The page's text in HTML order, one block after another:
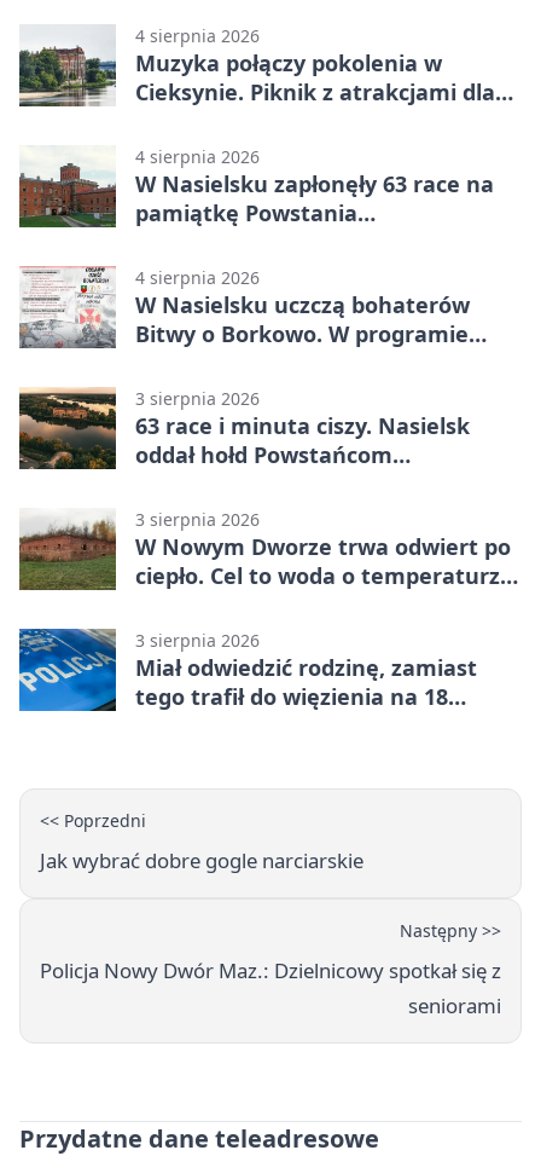
4 sierpnia 2026
Muzyka połączy pokolenia w
Cieksynie. Piknik z atrakcjami dla
4 sierpnia 2026
W Nasielsku zapłonęły 63 race na
pamiątkę Powstania
4 sierpnia 2026
W Nasielsku uczczą bohaterów
Bitwy o Borkowo. W programie
3 sierpnia 2026
63 race i minuta ciszy. Nasielsk
oddał hołd Powstańcom
3 sierpnia 2026
W Nowym Dworze trwa odwiert po
ciepło. Cel to woda o temperaturze
3 sierpnia 2026
Miał odwiedzić rodzinę, zamiast
tego trafił do więzienia na 18
<< Poprzedni
Jak wybrać dobre gogle narciarskie
Następny >>
Policja Nowy Dwór Maz.: Dzielnicowy spotkał się z
seniorami
Przydatne dane teleadresowe